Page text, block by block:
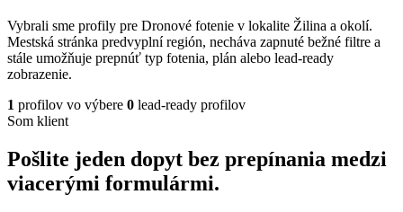
Vybrali sme profily pre Dronové fotenie v lokalite Žilina a okolí.
Mestská stránka predvyplní región, necháva zapnuté bežné filtre a
stále umožňuje prepnúť typ fotenia, plán alebo lead-ready
zobrazenie.
1 profilov vo výbere 0 lead-ready profilov
Som klient
Pošlite jeden dopyt bez prepínania medzi
viacerými formulármi.